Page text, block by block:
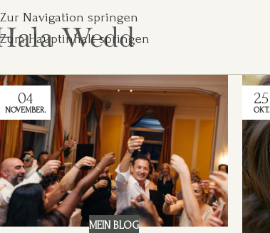
Zur Navigation springen
Zum Hauptinhalt springen
04
NOVEMBER.
MEIN BLOG
25
OKT.